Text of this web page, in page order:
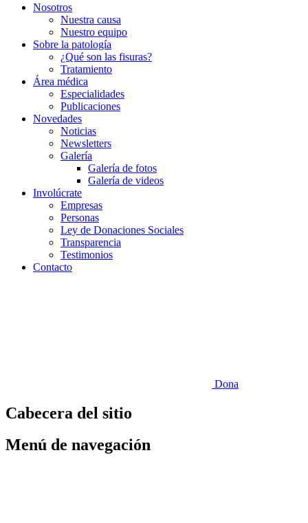
Nosotros
Nuestra causa
Nuestro equipo
Sobre la patología
¿Qué son las fisuras?
Tratamiento
Área médica
Especialidades
Publicaciones
Novedades
Noticias
Newsletters
Galería
Galería de fotos
Galería de videos
Involúcrate
Empresas
Personas
Ley de Donaciones Sociales
Transparencia
Testimonios
Contacto
Dona
Cabecera del sitio
Menú de navegación